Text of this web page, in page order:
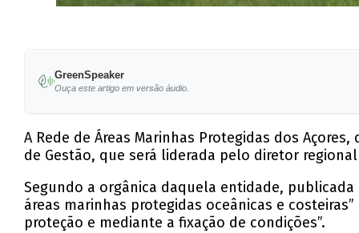
GreenSpeaker
Ouça este artigo em versão áudio.
A Rede de Áreas Marinhas Protegidas dos
de Gestão, que será liderada pelo diretor
Segundo a orgânica daquela entidade,
áreas marinhas protegidas oceânicas e
proteção e mediante a fixação de condições”.